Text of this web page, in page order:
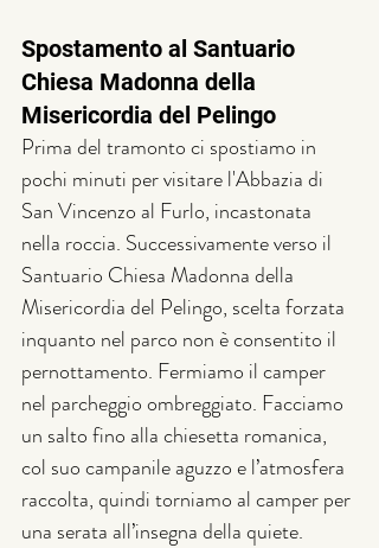
Spostamento al Santuario
Chiesa Madonna della
Misericordia del Pelingo
Prima del tramonto ci spostiamo in
pochi minuti per visitare l'Abbazia di
San Vincenzo al Furlo, incastonata
nella roccia. Successivamente verso il
Santuario Chiesa Madonna della
Misericordia del Pelingo, scelta forzata
inquanto nel parco non è consentito il
pernottamento. Fermiamo il camper
nel parcheggio ombreggiato. Facciamo
un salto fino alla chiesetta romanica,
col suo campanile aguzzo e l’atmosfera
raccolta, quindi torniamo al camper per
una serata all’insegna della quiete.